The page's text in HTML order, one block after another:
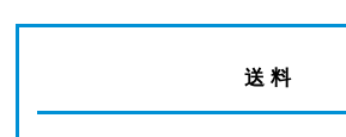
送 料